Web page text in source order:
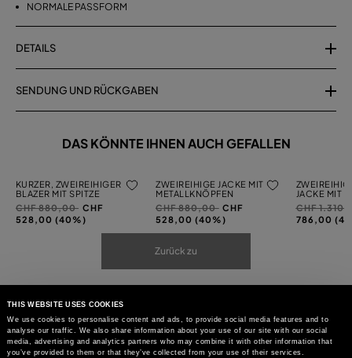
THIS WEBSITE USES COOKIES
We use cookies to personalise content and ads, to provide social media features and to
analyse our traffic. We also share information about your use of our site with our social
media, advertising and analytics partners who may combine it with other information that
you’ve provided to them or that they’ve collected from your use of their services.
NORMALE PASSFORM
DETAILS
SENDUNG UND RÜCKGABEN
DAS KÖNNTE IHNEN AUCH GEFALLEN
KURZER, ZWEIREIHIGER
BLAZER MIT SPITZE
Preis
reduziert
CHF 880,00auf
CHF
528,00 (40%)
ZWEIREIHIGE JACKE MIT
METALLKNÖPFEN
Preis
reduziert
CHF 880,00auf
CHF
528,00 (40%)
JACKE MIT
Preis
reduziert
CHF
786,00
Zurück zu